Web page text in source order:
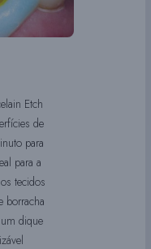
Etch
de
para
para a
tecidos
borracha
dique